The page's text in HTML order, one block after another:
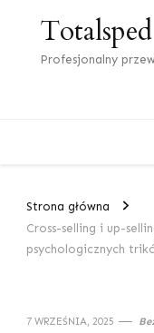
Totalsped
Profesjonalny
Strona główna
Cross-selling i up-
psychologicznych
7 WRZEŚNIA, 2025